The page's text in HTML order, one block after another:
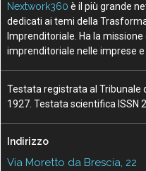
Nextwork360 è il più grande
dedicati ai temi della
Imprenditoriale. Ha la
imprenditoriale nelle imprese
Testata registrata al Tribunale
1927. Testata scientifica ISSN
Indirizzo
Via Moretto da Brescia, 22